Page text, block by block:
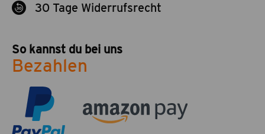
30 Tage Widerrufsrecht
So kannst du bei uns
Bezahlen